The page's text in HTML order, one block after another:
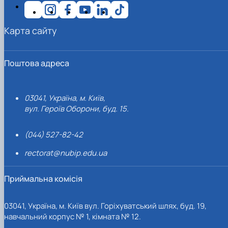
Поштова адреса
03041, Україна, м. Київ,
вул. Героїв Оборони, буд. 15.
(044) 527-82-42
rectorat@nubip.edu.ua
Приймальна комісія
03041, Україна, м. Київ вул. Горіхуватський шлях, буд. 19,
навчальний корпус № 1, кімната № 12.
Карта сайту